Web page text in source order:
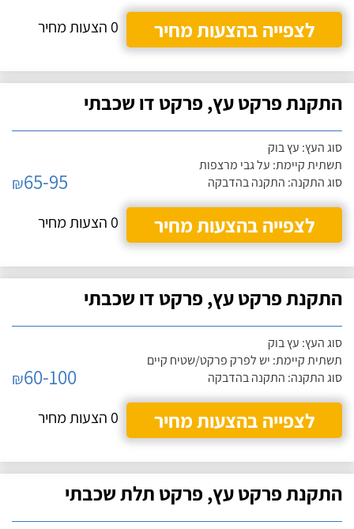
לצפייה בהצעות מחיר
0 הצעות מחיר
התקנת פרקט עץ, פרקט דו שכבתי
סוג העץ: עץ בוק
תשתית קיימת: על גבי מרצפות
סוג התקנה: התקנה בהדבקה
₪65-95
לצפייה בהצעות מחיר
0 הצעות מחיר
התקנת פרקט עץ, פרקט דו שכבתי
סוג העץ: עץ בוק
תשתית קיימת: יש לפרק פרקט/שטיח קיים
סוג התקנה: התקנה בהדבקה
₪60-100
לצפייה בהצעות מחיר
0 הצעות מחיר
התקנת פרקט עץ, פרקט תלת שכבתי